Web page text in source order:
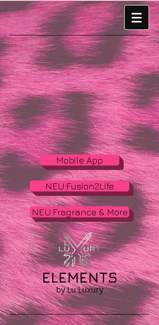
Mobile App
NEU:Fusion2Life
NEU:Fragrance & More
ELEMENTS
by Lu Luxury